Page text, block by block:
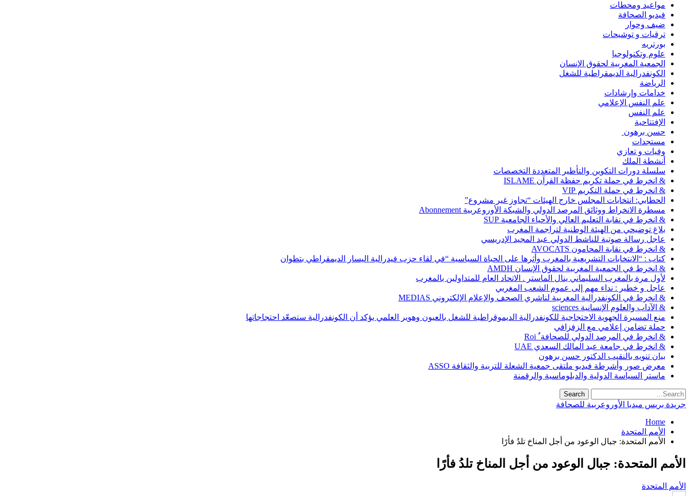
مواعيد ومحطات
فيديو الصحافة
ضيف وحوار
ترقيات و توشيحات
بورتريه
علوم وتكنولوجيا
الجمعية المغربية لحقوق الإنسان
الكونفدرالية الديمقراطية للشغل
الرياضة
خدامات وإرشادات
علم النفس الإعلامي
علم النفس
الإفتتاحية
حسن برهون
مستجدات
وفيات و تعازي
أنشطة الملك
سلسلة دورات التكوين والتأطير المتعددة التخصصات
& انخرط في حملة تكريم حفظة القرآن ISLAME
& انخرط في حملة التكريم VIP
الحطابي: انتخابات المجلس خارج الهيئات “تجاوز غير مشروع”
مسطرة الانخراط ووثائق المرصد الدولي والشبكة الأوروعربية Abonnement
& انخرط في نقابة التعليم العالي والأحياء الجامعية SUP
بلاغ توضيحي من الهيئة الوطنية لتراجمة المغرب
عاجل رسالة صوتية للناشط الدولي عبد المجيد الإدريسي
& انخرط في نقابة المحامون AVOCATS
كتاب : “الانتخابات التشريعية بالمغرب وأثرها على الحياة السياسية “في لقاء حزب فيدرالية اليسار الديمقراطي بتطوان
& انخرط في الجمعية المغربية لحقوق الإنسان AMDH
لأول مرة بالمغرب السليماني ينال الماستر . الاتحاد العام للمتداولين بالمغرب
عاجل و خطير : نداء مهم إلى عموم الشعب المغربي
& انخرط في الكونفدرالية المغربية لناشري الصحف والإعلام الإلكتروني MEDIAS
& الآداب والعلوم الإنسانية sciences
منع المسيرة الجهوية الاحتجاجية للكونفدرالية الديموقراطية للشغل بالعيون وهوير العلمي يؤكد أن الكونفدرالية ستصعّد احتجاجاتها
حملة تضامن إعلامي مع الزفزافي
& انخرط في المرصد الدولي للصحافة ٌ Roi
& انخرط في جامعة عبد المالك السعدي UAE
بيان تنويه بالنقيب الدكتور حسن برهون
معرض صور وأشرطة فيديو ملتقى جمعية الشعلة للتربية والثقافة ASSO
ماستر السياسة الدولية والدبلوماسية والرقمنة
جريدة بريس ميديا الأوروعربية للصحافة
Home
الأمم المتحدة
الأمم المتحدة: جبال الوعود من أجل المناخ تلدُ فأرًا
الأمم المتحدة: جبال الوعود من أجل المناخ تلدُ فأرًا
الأمم المتحدة